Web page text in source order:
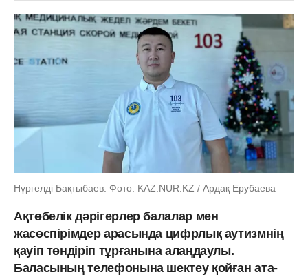
Нұргелді Бақтыбаев. Фото: KAZ.NUR.KZ / Ардақ Ерубаева
Ақтөбелік дәрігерлер балалар мен
жасөспірімдер арасында цифрлық аутизмнің
қауіп төндіріп тұрғанына алаңдаулы.
Баласының телефонына шектеу қойған ата-